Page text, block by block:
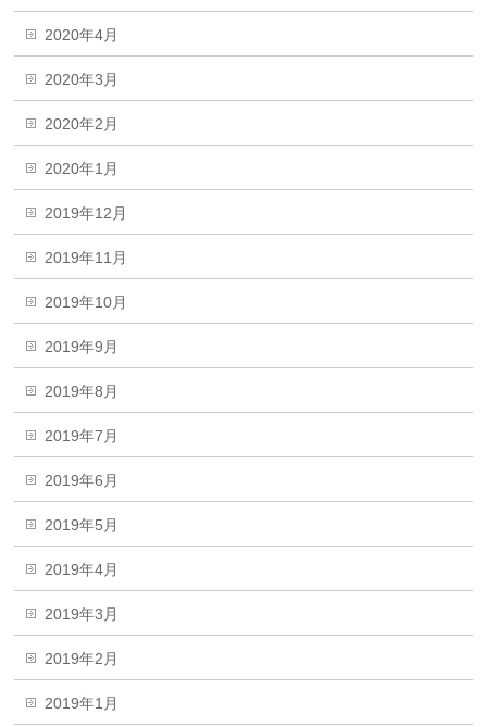
2020年4月
2020年3月
2020年2月
2020年1月
2019年12月
2019年11月
2019年10月
2019年9月
2019年8月
2019年7月
2019年6月
2019年5月
2019年4月
2019年3月
2019年2月
2019年1月